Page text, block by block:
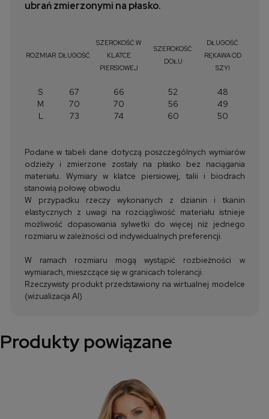
ubrań zmierzonymi na płasko.
ROZMIAR DŁUGOŚĆ
SZEROKOŚĆ W
KLATCE
PIERSIOWEJ
SZEROKOŚĆ
DOŁU
DŁUGOŚĆ
RĘKAWA OD
SZYI
S 67 66 52
48
M
70 70 56
49
L
73 74 60 50
Podane w tabeli dane dotyczą poszczególnych wymiarów
odzieży i zmierzone zostały na płasko bez naciągania
materiału. Wymiary w klatce piersiowej, talii i biodrach
stanowią połowę obwodu.
W przypadku rzeczy wykonanych z dzianin i tkanin
elastycznych z uwagi na rozciągliwość materiału istnieje
możliwość dopasowania sylwetki do więcej niż jednego
rozmiaru w zależności od indywidualnych preferencji.
W ramach rozmiaru mogą wystąpić rozbieżności w
wymiarach, mieszczące się w granicach tolerancji.
Rzeczywisty produkt przedstawiony na wirtualnej modelce
(wizualizacja AI)
Produkty powiązane